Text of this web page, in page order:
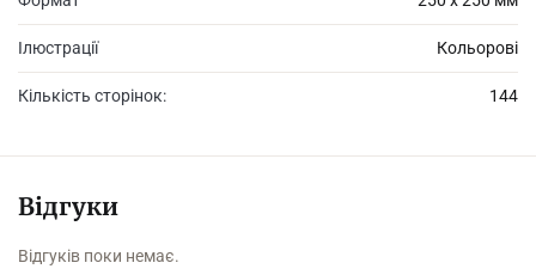
Ілюстрації Кольорові
Кількість сторінок: 144
Відгуки
Відгуків поки немає.